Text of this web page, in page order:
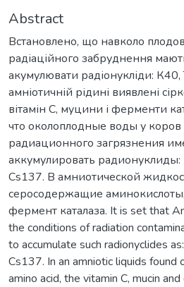
Abstract
Встановлено, що навколо
радіаційного забруднення
акумулювати радіонукліди:
амніотичній рідині виявлені
вітамін С, муцини і ферменти
что околоплодные воды у коров
радиационного загрязнения
аккумулировать
Cs137. В амниотической
серосодержащие
фермент каталаза. It is set that
the conditions of radiation
to accumulate such radionyclides
Cs137. In an amniotic liquids found
amino acid, the vitamin C, mucin